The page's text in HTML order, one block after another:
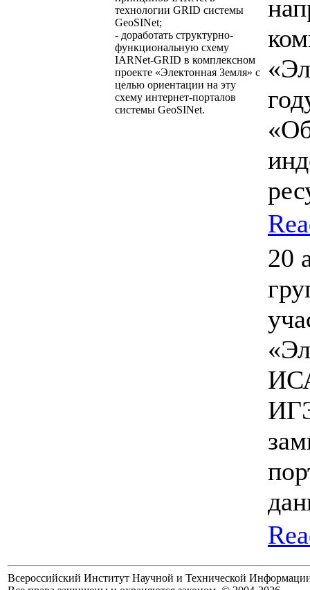
технологии GRID системы
GeoSINet;
- доработать структурно-
функциональную схему
IARNet-GRID в комплексном
проекте «Электонная Земля» с
целью ориентации на эту
схему интернет-порталов
системы GeoSINet.
20
Всероссийский Институт Научной и Технической